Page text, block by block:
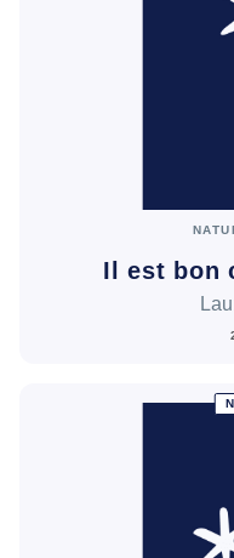
Il est bon